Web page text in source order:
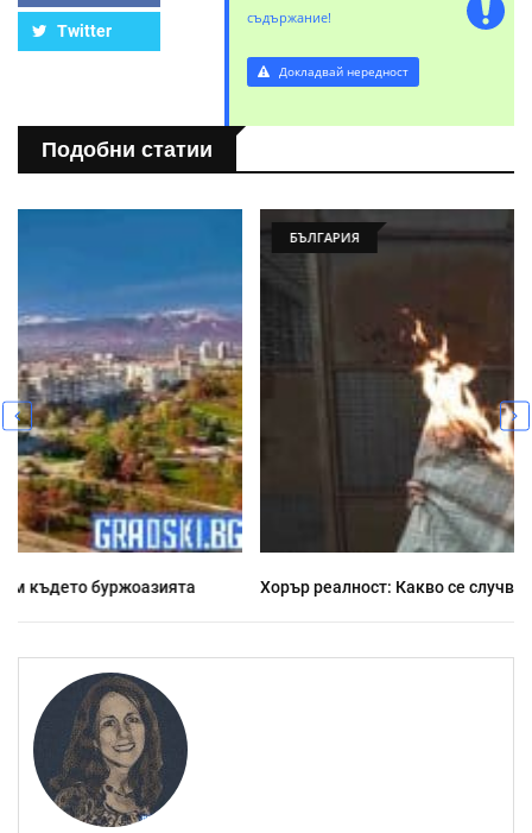
Twitter
съдържание!
Докладвай нередност
Подобни статии
Хорър реалност: Какво се случва напоследък у нас